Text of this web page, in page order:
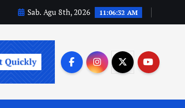
Sab. Agu 8th, 2026 11:06:34 AM